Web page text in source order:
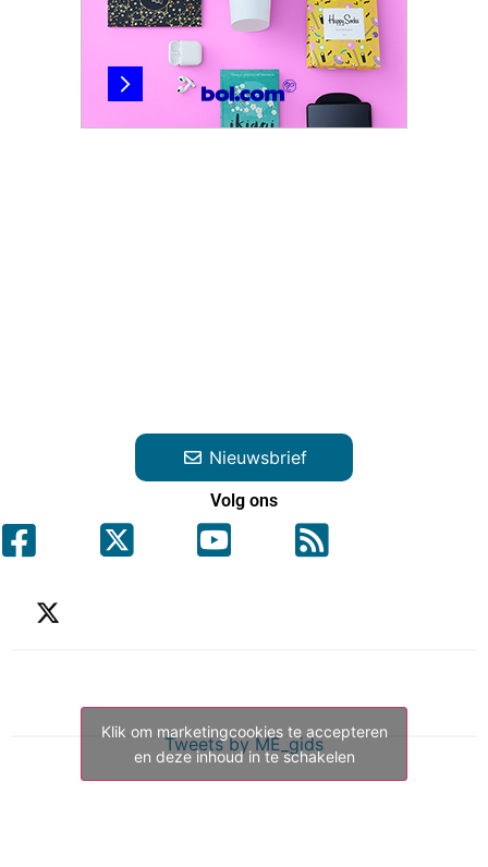
Nieuwsbrief
Volg ons
Tweets by ME_gids
Klik om marketingcookies te accepteren
en deze inhoud in te schakelen